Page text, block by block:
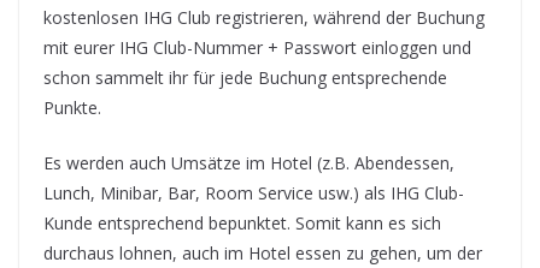
kostenlosen IHG Club registrieren, während der Buchung
mit eurer IHG Club-Nummer + Passwort einloggen und
schon sammelt ihr für jede Buchung entsprechende
Punkte.
Es werden auch Umsätze im Hotel (z.B. Abendessen,
Lunch, Minibar, Bar, Room Service usw.) als IHG Club-
Kunde entsprechend bepunktet. Somit kann es sich
durchaus lohnen, auch im Hotel essen zu gehen, um der